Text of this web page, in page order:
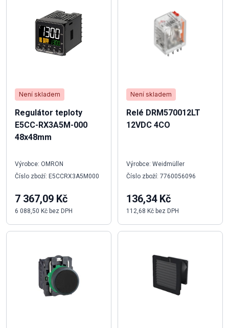
Není skladem
Regulátor teploty
E5CC-RX3A5M-000
48x48mm
Výrobce: OMRON
Číslo zboží: E5CCRX3A5M000
7 367,09 Kč
6 088,50 Kč bez DPH
Není skladem
Relé DRM570012LT
12VDC 4CO
Výrobce: Weidmüller
Číslo zboží: 7760056096
136,34 Kč
112,68 Kč bez DPH